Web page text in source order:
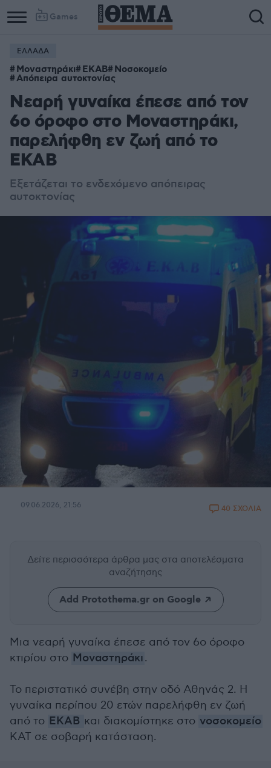
Games
ΕΛΛΑΔΑ
Μοναστηράκι ΕΚΑΒ Νοσοκομείο
Απόπειρα αυτοκτονίας
Νεαρή γυναίκα έπεσε από τον
6ο όροφο στο Μοναστηράκι,
παρελήφθη εν ζωή από το
ΕΚΑΒ
Εξετάζεται το ενδεχόμενο απόπειρας
αυτοκτονίας
09.06.2026, 21:56 40 ΣΧΟΛΙΑ
Δείτε περισσότερα άρθρα μας στα αποτελέσματα
αναζήτησης
Add Protothema.gr on Google
Μια νεαρή γυναίκα έπεσε από τον 6ο όροφο
κτιρίου στο Μοναστηράκι.
Το περιστατικό συνέβη στην οδό Αθηνάς 2. Η
γυναίκα περίπου 20 ετών παρελήφθη εν ζωή
από το ΕΚΑΒ και διακομίστηκε στο νοσοκομείο
ΚΑΤ σε σοβαρή κατάσταση.